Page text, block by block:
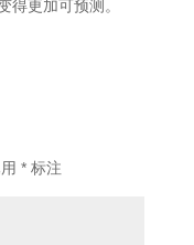
得更加可预测。
*标注